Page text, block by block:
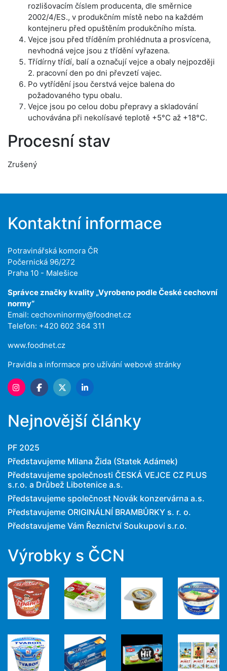
rozlišovacím číslem producenta, dle směrnice
2002/4/ES., v produkčním místě nebo na každém
kontejneru před opuštěním produkčního místa.
Vejce jsou před tříděním prohlédnuta a prosvícena,
nevhodná vejce jsou z třídění vyřazena.
Třídírny třídí, balí a označují vejce a obaly nejpozději
2. pracovní den po dni převzetí vajec.
Po vytřídění jsou čerstvá vejce balena do
požadovaného typu obalu.
Vejce jsou po celou dobu přepravy a skladování
uchovávána při nekolísavé teplotě +5°C až +18°C.
Procesní stav
Zrušený
Kontaktní informace
Potravinářská komora ČR
Počernická 96/272
Praha 10 - Malešice
Správce značky kvality „Vyrobeno podle České cechovní
normy“
Email: cechovninormy@foodnet.cz
Telefon: +420 602 364 311
www.foodnet.cz
Pravidla a informace pro užívání webové stránky
Nejnovější články
PF 2025
Představujeme Milana Žida (Statek Adámek)
Představujeme společnosti ČESKÁ VEJCE CZ PLUS
s.r.o. a Drůbež Libotenice a.s.
Představujeme společnost Novák konzervárna a.s.
Představujeme ORIGINÁLNÍ BRAMBŮRKY s. r. o.
Představujeme Vám Řeznictví Soukupovi s.r.o.
Výrobky s ČCN